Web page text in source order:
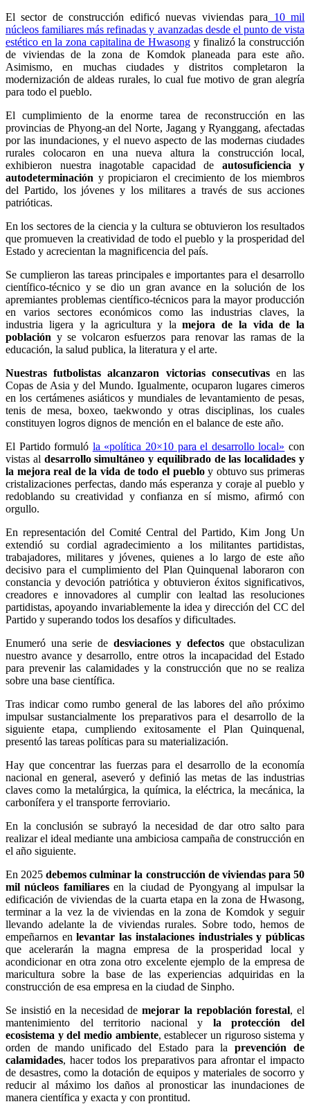
El sector de construcción edificó nuevas viviendas para 10 mil
núcleos familiares más refinadas y avanzadas desde el punto de vista
estético en la zona capitalina de Hwasong y finalizó la construcción
de viviendas de la zona de Komdok planeada para este año.
Asimismo, en muchas ciudades y distritos completaron la
modernización de aldeas rurales, lo cual fue motivo de gran alegría
para todo el pueblo.
El cumplimiento de la enorme tarea de reconstrucción en las
provincias de Phyong-an del Norte, Jagang y Ryanggang, afectadas
por las inundaciones, y el nuevo aspecto de las modernas ciudades
rurales colocaron en una nueva altura la construcción local,
exhibieron nuestra inagotable capacidad de autosuficiencia y
autodeterminación y propiciaron el crecimiento de los miembros
del Partido, los jóvenes y los militares a través de sus acciones
patrióticas.
En los sectores de la ciencia y la cultura se obtuvieron los resultados
que promueven la creatividad de todo el pueblo y la prosperidad del
Estado y acrecientan la magnificencia del país.
Se cumplieron las tareas principales e importantes para el desarrollo
científico-técnico y se dio un gran avance en la solución de los
apremiantes problemas científico-técnicos para la mayor producción
en varios sectores económicos como las industrias claves, la
industria ligera y la agricultura y lamejora de la vida de la
población y se volcaron esfuerzos para renovar las ramas de la
educación, la salud publica, la literatura y el arte.
Nuestras futbolistas alcanzaron victorias consecutivasen las
Copas de Asia y del Mundo. Igualmente, ocuparon lugares cimeros
en los certámenes asiáticos y mundiales de levantamiento de pesas,
tenis de mesa, boxeo, taekwondo y otras disciplinas, los cuales
constituyen logros dignos de mención en el balance de este año.
El Partido formuló la «política 20×10 para el desarrollo local» con
vistas al desarrollo simultáneo y equilibrado de las localidades y
la mejora real de la vida de todo el puebloy obtuvo sus primeras
cristalizaciones perfectas, dando más esperanza y coraje al pueblo y
redoblando su creatividad y confianza en sí mismo, afirmó con
orgullo.
En representación del Comité Central del Partido,Kim Jong Un
extendió su cordial agradecimiento a los militantes partidistas,
trabajadores, militares y jóvenes, quienes a lo largo de este año
decisivo para el cumplimiento del Plan Quinquenal laboraron con
constancia y devoción patriótica y obtuvieron éxitos significativos,
creadores e innovadores al cumplir con lealtad las resoluciones
partidistas, apoyando invariablemente la idea y dirección del CC del
Partido y superando todos los desafíos y dificultades.
Enumeró una serie de desviaciones y defectosque obstaculizan
nuestro avance y desarrollo, entre otros la incapacidad del Estado
para prevenir las calamidades y la construcción que no se realiza
sobre una base científica.
Tras indicar como rumbo general de las labores del año próximo
impulsar sustancialmente los preparativos para el desarrollo de la
siguiente etapa, cumpliendo exitosamente el Plan Quinquenal,
presentó las tareas políticas para su materialización.
Hay que concentrar las fuerzas para el desarrollo de la economía
nacional en general, aseveró y definió las metas de las industrias
claves como la metalúrgica, la química, la eléctrica, la mecánica, la
carbonífera y el transporte ferroviario.
En la conclusión se subrayó la necesidad de dar otro salto para
realizar el ideal mediante una ambiciosa campaña de construcción en
el año siguiente.
En 2025 debemos culminar la construcción de viviendas para 50
mil núcleos familiaresen la ciudad de Pyongyang al impulsar la
edificación de viviendas de la cuarta etapa en la zona de Hwasong,
terminar a la vez la de viviendas en la zona de Komdok y seguir
llevando adelante la de viviendas rurales. Sobre todo, hemos de
empeñarnos enlevantar las instalaciones industriales y públicas
que acelerarán la magna empresa de la prosperidad local y
acondicionar en otra zona otro excelente ejemplo de la empresa de
maricultura sobre la base de las experiencias adquiridas en la
construcción de esa empresa en la ciudad de Sinpho.
Se insistió en la necesidad demejorar la repoblación forestal, el
mantenimiento del territorio nacional y la protección del
ecosistema y del medio ambiente, establecer un riguroso sistema y
orden de mando unificado del Estado para laprevención de
calamidades, hacer todos los preparativos para afrontar el impacto
de desastres, como la dotación de equipos y materiales de socorro y
reducir al máximo los daños al pronosticar las inundaciones de
manera científica y exacta y con prontitud.